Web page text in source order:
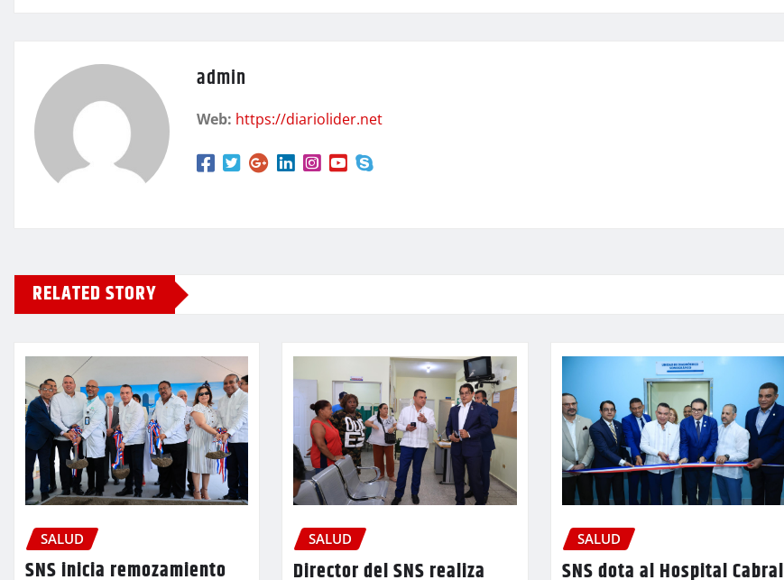
admin
Web: https://diariolider.net
RELATED STORY
SALUD
SNS inicia remozamiento
SALUD
Director del SNS realiza
SALUD
SNS dota al Hospital Cabral